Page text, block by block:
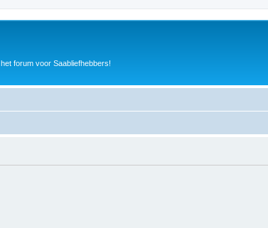
het forum voor Saabliefhebbers!